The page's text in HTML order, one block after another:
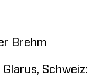
Brehm
Schweiz: